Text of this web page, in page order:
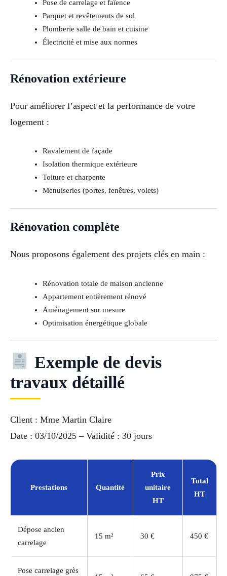
Pose de carrelage et faïence
Parquet et revêtements de sol
Plomberie salle de bain et cuisine
Électricité et mise aux normes
Rénovation extérieure
Pour améliorer l’aspect et la performance de votre
logement :
Ravalement de façade
Isolation thermique extérieure
Toiture et charpente
Menuiseries (portes, fenêtres, volets)
Rénovation complète
Nous proposons également des projets clés en main :
Rénovation totale de maison ancienne
Appartement entièrement rénové
Aménagement sur mesure
Optimisation énergétique globale
Exemple de devis
travaux détaillé
Client : Mme Martin Claire
Date : 03/10/2025 – Validité : 30 jours
Prestations Quantité
Prix
unitaire
HT
Total
HT
Dépose ancien
carrelage
15 m² 30 € 450 €
Pose carrelage grès